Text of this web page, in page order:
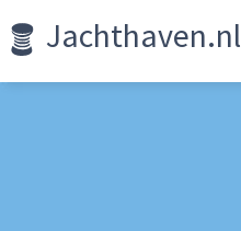
Jachthaven.nl